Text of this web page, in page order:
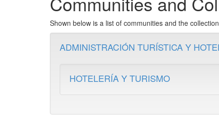
Shown below is a list of communities and the
ADMINISTRACIÓN TURÍSTICA Y
HOTELERÍA Y TURISMO